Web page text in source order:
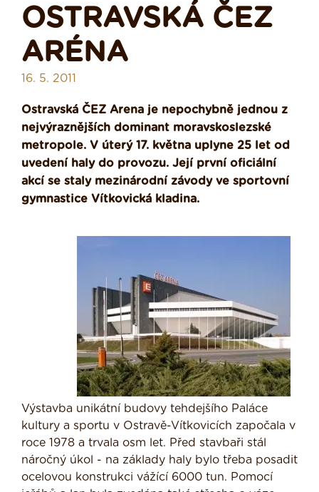
OSTRAVSKÁ ČEZ
ARÉNA
16. 5. 2011
Ostravská ČEZ Arena je nepochybně jednou z
nejvýraznějších dominant moravskoslezské
metropole. V úterý 17. května uplyne 25 let od
uvedení haly do provozu. Její první oficiální
akcí se staly mezinárodní závody ve sportovní
gymnastice Vítkovická kladina.
Výstavba unikátní budovy tehdejšího Paláce
kultury a sportu v Ostravě-Vítkovicích započala v
roce 1978 a trvala osm let. Před stavbaři stál
náročný úkol - na základy haly bylo třeba posadit
ocelovou konstrukci vážící 6000 tun. Pomocí